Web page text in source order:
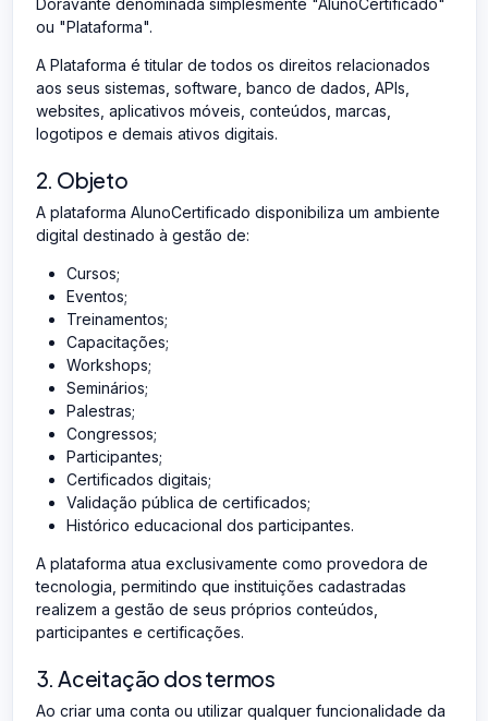
ou "Plataforma".
A Plataforma é titular de todos os direitos relacionados
aos seus sistemas, software, banco de dados, APIs,
websites, aplicativos móveis, conteúdos, marcas,
logotipos e demais ativos digitais.
2. Objeto
A plataforma AlunoCertificado disponibiliza um ambiente
digital destinado à gestão de:
Cursos;
Eventos;
Treinamentos;
Capacitações;
Workshops;
Seminários;
Palestras;
Congressos;
Participantes;
Certificados digitais;
Validação pública de certificados;
Histórico educacional dos participantes.
A plataforma atua exclusivamente como provedora de
tecnologia, permitindo que instituições cadastradas
realizem a gestão de seus próprios conteúdos,
participantes e certificações.
3. Aceitação dos termos
Ao criar uma conta ou utilizar qualquer funcionalidade da